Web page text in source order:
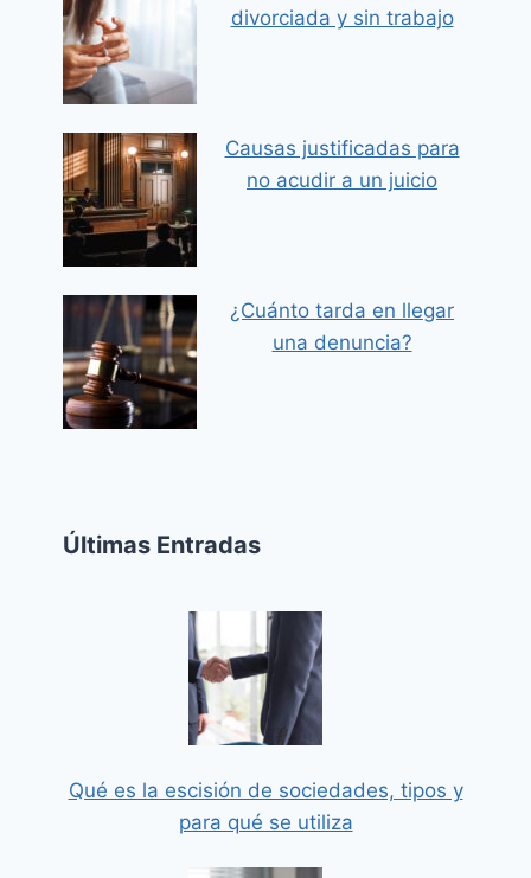
divorciada y sin trabajo
Causas justificadas para
no acudir a un juicio
¿Cuánto tarda en llegar
una denuncia?
Últimas Entradas
Qué es la escisión de sociedades, tipos y
para qué se utiliza